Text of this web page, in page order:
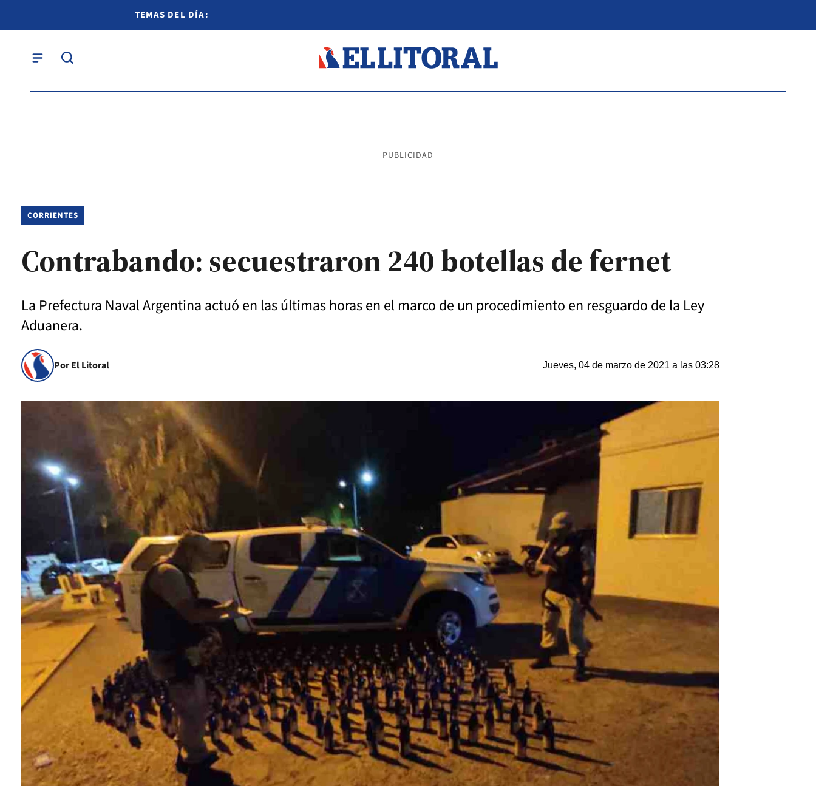
TEMAS DEL DÍA:
PUBLICIDAD
CORRIENTES
Contrabando: secuestraron 240 botellas de fernet
La Prefectura Naval Argentina actuó en las últimas horas en el marco de un procedimiento en resguardo de la Ley
Aduanera.
Por El Litoral Jueves, 04 de marzo de 2021 a las 03:28